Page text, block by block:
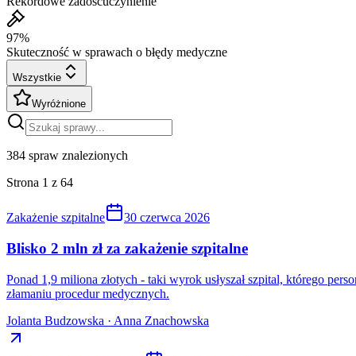
97%
Skuteczność w sprawach o błędy medyczne
Wszystkie
Wyróżnione
384 spraw znalezionych
Strona 1 z 64
Zakażenie szpitalne 30 czerwca 2026
Blisko 2 mln zł za zakażenie szpitalne
Ponad 1,9 miliona złotych - taki wyrok usłyszał szpital, którego
złamaniu procedur medycznych.
Jolanta Budzowska · Anna Znachowska